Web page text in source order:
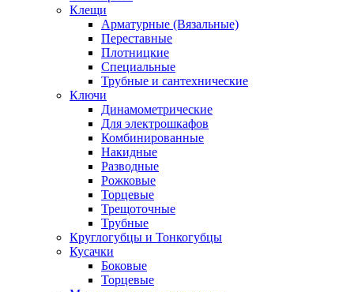
Клещи
Арматурные (Вязальные)
Переставные
Плотницкие
Специальные
Трубные и сантехнические
Ключи
Динамометрические
Для электрошкафов
Комбинированные
Накидные
Разводные
Рожковые
Торцевые
Трещоточные
Трубные
Круглогубцы и Тонкогубцы
Кусачки
Боковые
Торцевые